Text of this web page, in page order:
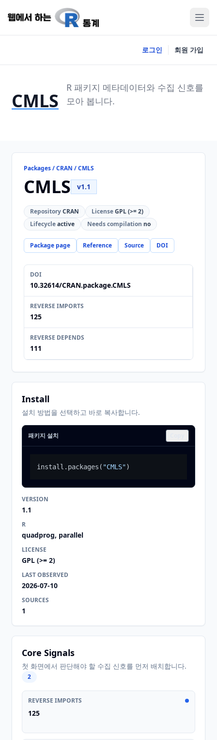
로그인 회원 가입
CMLS
R 패키지 메타데이터와 수집 신호를
모아 봅니다.
Packages / CRAN / CMLS
CMLS v1.1
RepositoryCRAN LicenseGPL (>= 2)
Lifecycleactive Needs compilation no
Package page Reference Source DOI
DOI
10.32614/CRAN.package.CMLS
REVERSE IMPORTS
125
REVERSE DEPENDS
111
Install
설치 방법을 선택하고 바로 복사합니다.
패키지 설치
install.packages ( "CMLS")
VERSION
1.1
R
quadprog, parallel
LICENSE
GPL (>= 2)
LAST OBSERVED
2026-07-10
SOURCES
1
Core Signals
첫 화면에서 판단해야 할 수집 신호를 먼저 배치합니다.
2
REVERSE IMPORTS
125